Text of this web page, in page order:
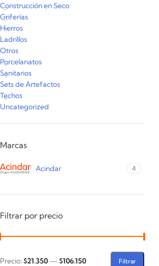
Construcción en Seco
Griferías
Hierros
Ladrillos
Otros
Porcelanatos
Sanitarios
Sets de Artefactos
Techos
Uncategorized
Marcas
Acindar 4
Filtrar por precio
Filtrar
Precio: $21.350 — $106.150